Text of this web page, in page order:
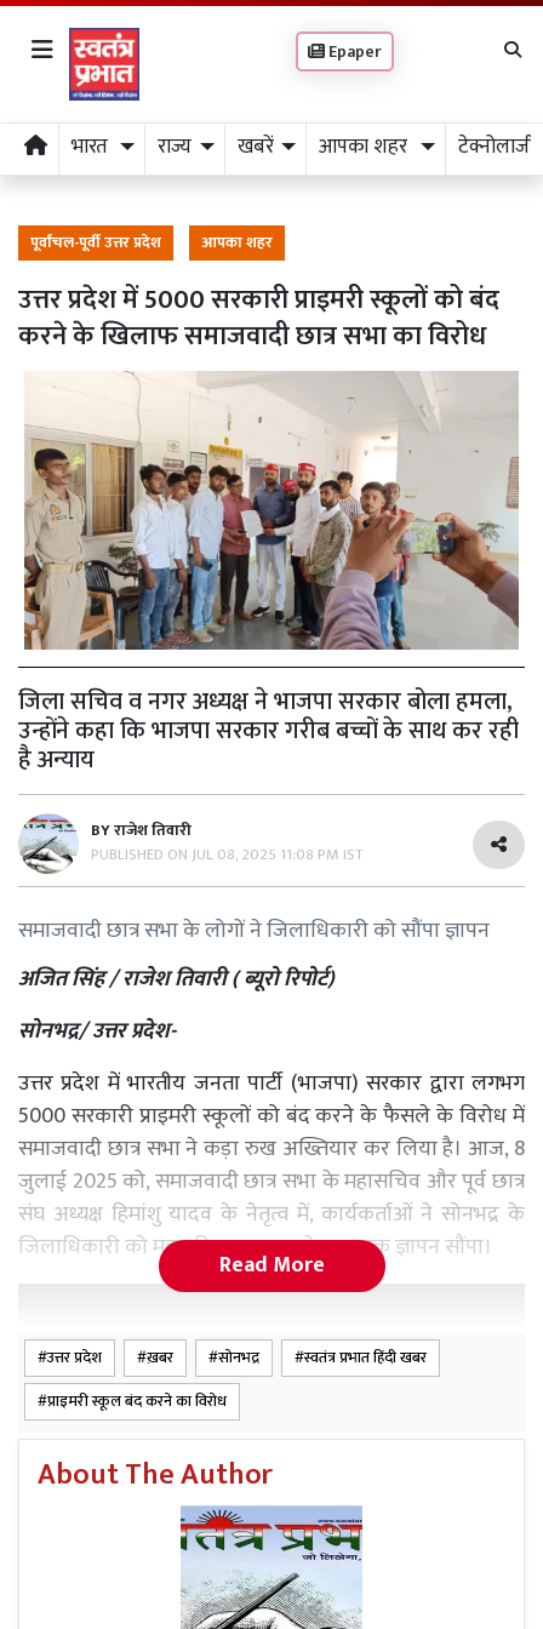
Epaper
भारत राज्य खबरें आपका शहर टेक्नोलाजी
पूर्वांचल-पूर्वी उत्तर प्रदेश आपका शहर
उत्तर प्रदेश में 5000 सरकारी प्राइमरी स्कूलों को बंद
करने के खिलाफ समाजवादी छात्र सभा का विरोध
जिला सचिव व नगर अध्यक्ष ने भाजपा सरकार बोला हमला,
उन्होंने कहा कि भाजपा सरकार गरीब बच्चों के साथ कर रही
है अन्याय
BYराजेश तिवारी
PUBLISHED ONJUL 08, 2025 11:08 PM IST
समाजवादी छात्र सभा के लोगों ने जिलाधिकारी को सौंपा ज्ञापन
अजित सिंह / राजेश तिवारी ( ब्यूरो रिपोर्ट)
सोनभद्र/ उत्तर प्रदेश-
उत्तर प्रदेश में भारतीय जनता पार्टी (भाजपा) सरकार द्वारा लगभग
5000 सरकारी प्राइमरी स्कूलों को बंद करने के फैसले के विरोध में
समाजवादी छात्र सभा ने कड़ा रुख अख्तियार कर लिया है। आज, 8
जुलाई 2025 को, समाजवादी छात्र सभा के महासचिव और पूर्व छात्र
संघ अध्यक्ष हिमांशु यादव के नेतृत्व में, कार्यकर्ताओं ने सोनभद्र के
जिलाधिकारी को महामहिम राज्यपाल के नाम एक ज्ञापन सौंपा।
हिमांशु यादव ने इस अवसर पर कहा कि भाजपा सरकार की यह
नीति, जिसमें इन स्कूलों में पढ़ने वाले अनुसूचित जाति, पिछड़ी जाति,
Read More
उत्तर प्रदेश ख़बर सोनभद्र
स्वतंत्र प्रभात हिंदी खबर
प्राइमरी स्कूल बंद करने का विरोध
About The Author